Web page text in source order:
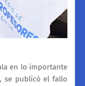
en lo importante
se publicó el fallo